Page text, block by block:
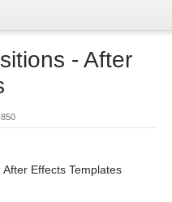
- After
850